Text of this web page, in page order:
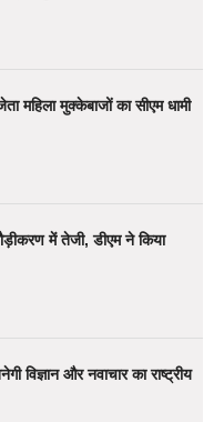
महिला मुक्केबाजों का सीएम धामी
में तेजी, डीएम ने किया
विज्ञान और नवाचार का राष्ट्रीय